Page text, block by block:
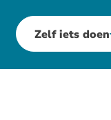
Zelf iets doen